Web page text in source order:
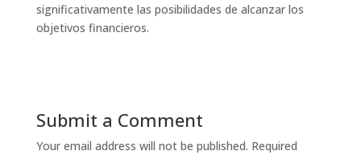
significativamente las posibilidades de alcanzar los
objetivos financieros.
Submit a Comment
Your email address will not be published. Required